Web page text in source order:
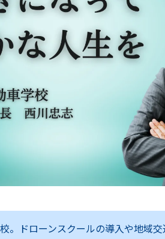
ドローンスクールの導入や地域交